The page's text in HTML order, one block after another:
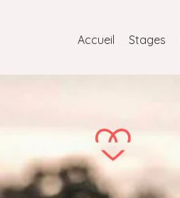
Accueil Stages